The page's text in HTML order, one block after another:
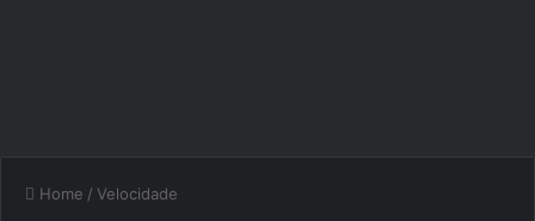
Home / Velocidade